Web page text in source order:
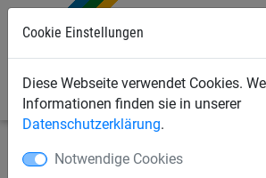
Cookie Einstellungen
Diese Webseite verwendet Cookies.
Informationen finden sie in unserer
Datenschutzerklärung.
Notwendige Cookies
Sportnetze Schutz- und Stoppnetze